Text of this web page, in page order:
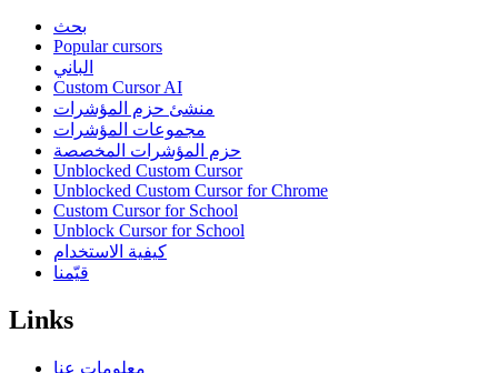
بحث
Popular cursors
الباني
Custom Cursor AI
منشئ حزم المؤشرات
مجموعات المؤشرات
حزم المؤشرات المخصصة
Unblocked Custom Cursor
Unblocked Custom Cursor for Chrome
Custom Cursor for School
Unblock Cursor for School
كيفية الاستخدام
قيّمنا
Links
معلومات عنا